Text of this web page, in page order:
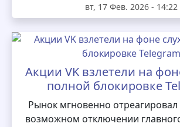
вт, 17 Фев. 2026 - 14:22
Акции VK взлетели на
полной блокировке
Рынок мгновенно отреагировал
возможном отключении